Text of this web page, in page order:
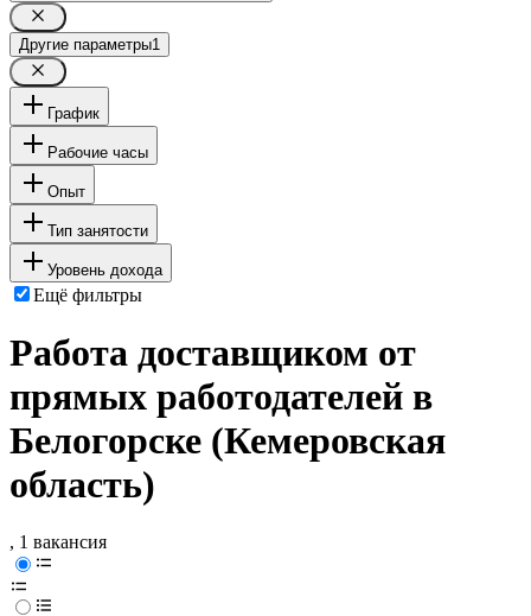
Другие параметры1
График
Рабочие часы
Опыт
Тип занятости
Уровень дохода
Ещё фильтры
Работа доставщиком от
прямых работодателей в
Белогорске (Кемеровская
область)
, 1 вакансия